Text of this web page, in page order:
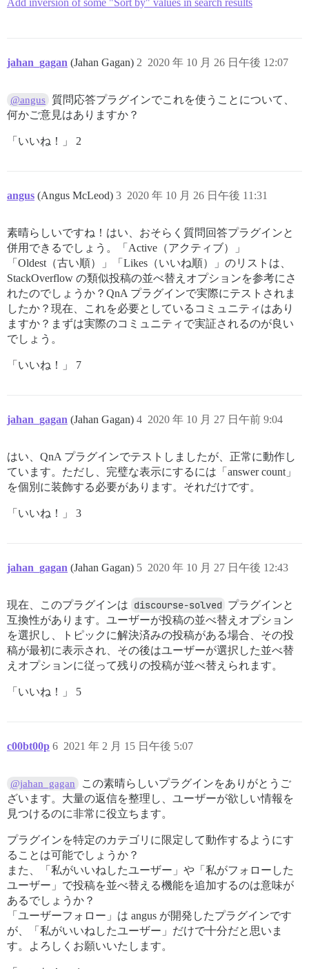
Add inversion of some "Sort by" values in search results
jahan_gagan (Jahan Gagan) 2020 年 10 月 26 日午後 12:07
2
@angus
質問応答プラグインでこれを使うことについて、
何かご意見はありますか？
「いいね！」 2
angus (Angus McLeod) 2020 年 10 月 26 日午後 11:31
3
素晴らしいですね！はい、おそらく質問回答プラグインと
併用できるでしょう。「Active（アクティブ）」
「Oldest（古い順）」「Likes（いいね順）」のリストは、
StackOverflow の類似投稿の並べ替えオプションを参考にさ
れたのでしょうか？QnA プラグインで実際にテストされま
したか？現在、これを必要としているコミュニティはあり
ますか？まずは実際のコミュニティで実証されるのが良い
でしょう。
「いいね！」 7
jahan_gagan (Jahan Gagan) 2020 年 10 月 27 日午前 9:04
4
はい、QnA プラグインでテストしましたが、正常に動作し
ています。ただし、完璧な表示にするには「answer count」
を個別に装飾する必要があります。それだけです。
「いいね！」 3
jahan_gagan (Jahan Gagan) 2020 年 10 月 27 日午後 12:43
5
現在、このプラグインは discourse-solved プラグインと
互換性があります。ユーザーが投稿の並べ替えオプション
を選択し、トピックに解決済みの投稿がある場合、その投
稿が最初に表示され、その後はユーザーが選択した並べ替
えオプションに従って残りの投稿が並べ替えられます。
「いいね！」 5
c00bt00p 2021 年 2 月 15 日午後 5:07
6
@jahan_gagan
この素晴らしいプラグインをありがとうご
ざいます。大量の返信を整理し、ユーザーが欲しい情報を
見つけるのに非常に役立ちます。
プラグインを特定のカテゴリに限定して動作するようにす
ることは可能でしょうか？
また、「私がいいねしたユーザー」や「私がフォローした
ユーザー」で投稿を並べ替える機能を追加するのは意味が
あるでしょうか？
「ユーザーフォロー」は angus が開発したプラグインです
が、「私がいいねしたユーザー」だけで十分だと思いま
す。よろしくお願いいたします。